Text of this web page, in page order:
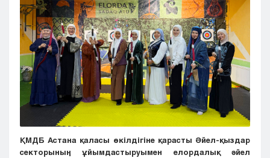
Тараз
Туркестан
Уральск
Усть-Каменогорск
Шымкент
ҚМДБ Астана қаласы өкілдігіне қарасты Әйел-қыздар
секторының ұйымдастыруымен елордалық әйел